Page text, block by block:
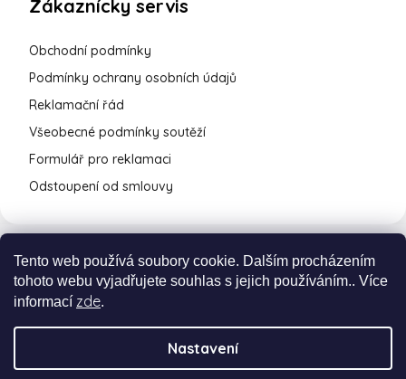
Tento web používá soubory cookie. Dalším procházením
tohoto webu vyjadřujete souhlas s jejich používáním.. Více
informací zde.
Nastavení
Zákaznícky servis
Obchodní podmínky
Podmínky ochrany osobních údajů
Reklamační řád
Všeobecné podmínky soutěží
Formulář pro reklamaci
Odstoupení od smlouvy